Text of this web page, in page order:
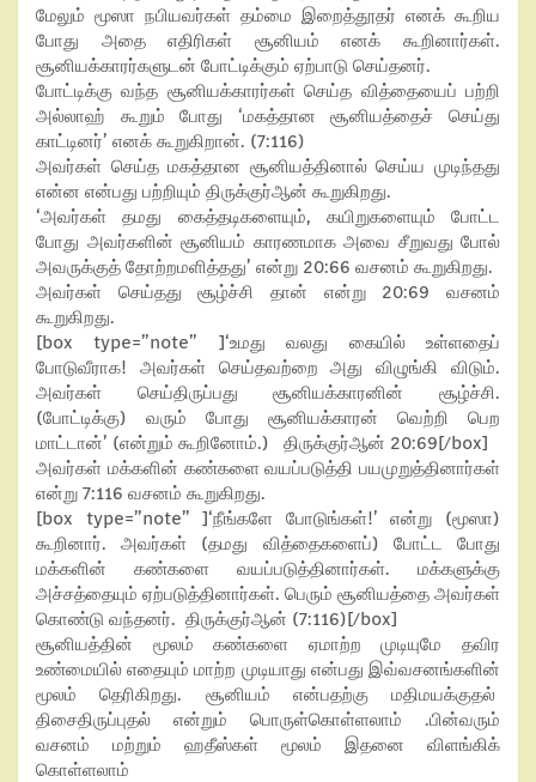
மேலும் மூஸா நபியவர்கள் தம்மை இறைத்தூதர் எனக் கூறிய
போது அதை எதிரிகள் சூனியம் எனக் கூறினார்கள்.
சூனியக்காரர்களுடன் போட்டிக்கும் ஏற்பாடு செய்தனர்.
போட்டிக்கு வந்த சூனியக்காரர்கள் செய்த வித்தையைப் பற்றி
அல்லாஹ் கூறும் போது ‘மகத்தான சூனியத்தைச் செய்து
காட்டினர்’ எனக் கூறுகிறான். (7:116)
அவர்கள் செய்த மகத்தான சூனியத்தினால் செய்ய முடிந்தது
என்ன என்பது பற்றியும் திருக்குர்ஆன் கூறுகிறது.
‘அவர்கள் தமது கைத்தடிகளையும், கயிறுகளையும் போட்ட
போது அவர்களின் சூனியம் காரணமாக அவை சீறுவது போல்
அவருக்குத் தோற்றமளித்தது’ என்று 20:66 வசனம் கூறுகிறது.
அவர்கள் செய்தது சூழ்ச்சி தான் என்று 20:69 வசனம்
கூறுகிறது.
[box type=”note” ]‘உமது வலது கையில் உள்ளதைப்
போடுவீராக! அவர்கள் செய்தவற்றை அது விழுங்கி விடும்.
அவர்கள் செய்திருப்பது சூனியக்காரனின் சூழ்ச்சி.
(போட்டிக்கு) வரும் போது சூனியக்காரன் வெற்றி பெற
மாட்டான்’ (என்றும் கூறினோம்.) திருக்குர்ஆன் 20:69[/box]
அவர்கள் மக்களின் கண்களை வயப்படுத்தி பயமுறுத்தினார்கள்
என்று 7:116 வசனம் கூறுகிறது.
[box type=”note” ]‘நீங்களே போடுங்கள்!’ என்று (மூஸா)
கூறினார். அவர்கள் (தமது வித்தைகளைப்) போட்ட போது
மக்களின் கண்களை வயப்படுத்தினார்கள். மக்களுக்கு
அச்சத்தையும் ஏற்படுத்தினார்கள். பெரும் சூனியத்தை அவர்கள்
கொண்டு வந்தனர். திருக்குர்ஆன் (7:116)[/box]
சூனியத்தின் மூலம் கண்களை ஏமாற்ற முடியுமே தவிர
உண்மையில் எதையும் மாற்ற முடியாது என்பது இவ்வசனங்களின்
மூலம் தெரிகிறது. சூனியம் என்பதற்கு மதிமயக்குதல்
திசைதிருப்புதல் என்றும் பொருள்கொள்ளலாம் .பின்வரும்
வசனம் மற்றும் ஹதீஸ்கள் மூலம் இதனை விளங்கிக்
கொள்ளலாம்